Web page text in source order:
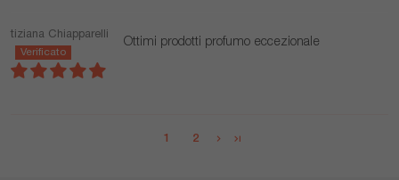
tiziana Chiapparelli
Ottimi prodotti profumo eccezionale
1 2